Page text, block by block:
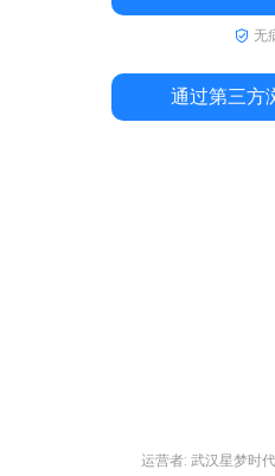
无
通过第三方
运营者: 武汉星梦时